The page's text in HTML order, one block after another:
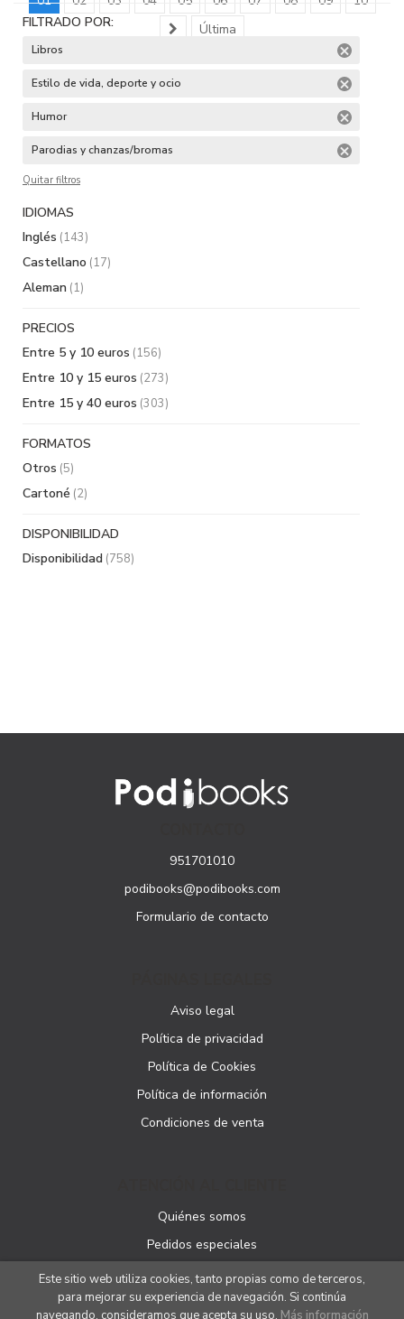
Última
FILTRADO POR:
Libros
Estilo de vida, deporte y ocio
Humor
Parodias y chanzas/bromas
Quitar filtros
IDIOMAS
Inglés (143)
Castellano (17)
Aleman (1)
PRECIOS
Entre 5 y 10 euros (156)
Entre 10 y 15 euros (273)
Entre 15 y 40 euros (303)
FORMATOS
Otros (5)
Cartoné (2)
DISPONIBILIDAD
Disponibilidad (758)
951701010
podibooks@podibooks.com
Formulario de contacto
Aviso legal
Política de privacidad
Política de Cookies
Política de información
Condiciones de venta
Quiénes somos
Pedidos especiales
Este sitio web utiliza cookies, tanto propias como de terceros,
para mejorar su experiencia de navegación. Si continúa
navegando, consideramos que acepta su uso. Más información